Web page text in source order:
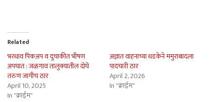
Related
भरधाव पिकअप व दुचाकीत भीषण
अपघात : जळगाव तालुक्यातील दोघे
तरुण जागीच ठार
April 10, 2025
In "क्राईम"
अज्ञात वाहनाच्या धडकेने ममुराबादला
पादचारी ठार
April 2, 2026
In "क्राईम"